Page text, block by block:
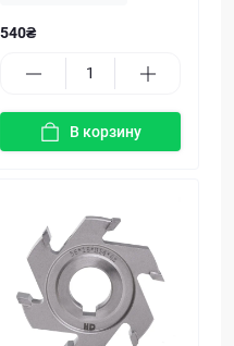
540₴
В корзину